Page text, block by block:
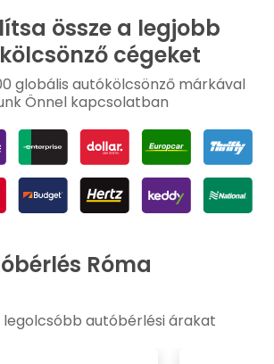
össze a legjobb
cégeket
globális autókölcsönző márkával
Önnel kapcsolatban
Róma
legolcsóbb autóbérlési árakat